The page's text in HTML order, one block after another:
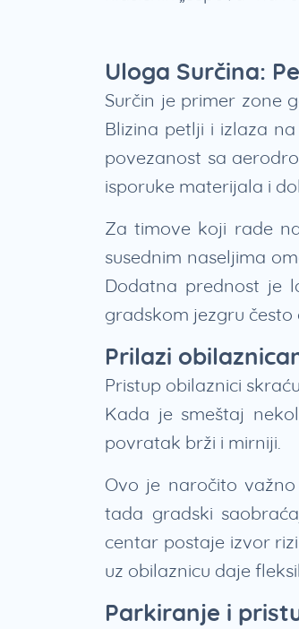
Uloga Surčina:
Surčin je primer zone
Blizina petlji i izlaza
povezanost sa
isporuke materijala i
Za timove koji rade
susednim naseljima
Dodatna prednost je
gradskom jezgru često
Prilazi
Pristup obilaznici
Kada je smeštaj
povratak brži i mirniji.
Ovo je naročito
tada gradski
centar postaje izvor
uz obilaznicu daje
Parkiranje i